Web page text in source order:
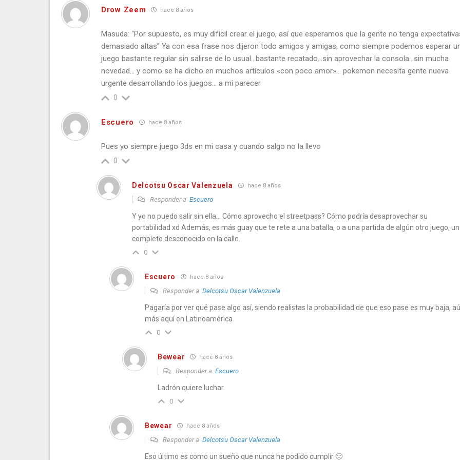
Drow Zeem hace 8 años
Masuda: “Por supuesto, es muy difícil crear el juego, así que esperamos que la gente no tenga
demasiado altas” Ya con esa frase nos dijeron todo amigos y amigas, como siempre podemos esperar
juego bastante regular sin salirse de lo usual…bastante recatado…sin aprovechar la consola…sin mucha
novedad… y como se ha dicho en muchos artículos «con poco amor»… pokemon necesita gente nueva
urgente desarrollando los juegos… a mi parecer
0
Escuero hace 8 años
Pues yo siempre juego 3ds en mi casa y cuando salgo no la llevo
0
Delcotsu Oscar Valenzuela hace 8 años
Responder a Escuero
Y yo no puedo salir sin ella… Cómo aprovecho el streetpass? Cómo podría desaprovechar su
portabilidad xd Además, es más guay que te rete a una batalla, o a una partida de algún otro juego, un
completo desconocido en la calle.
0
Escuero hace 8 años
Responder a Delcotsu Oscar Valenzuela
Pagaría por ver qué pase algo así, siendo realistas la probabilidad de que eso pase es muy baja,
más aquí en Latinoamérica
0
Bewear hace 8 años
Responder a Escuero
Ladrón quiere luchar.
0
Bewear hace 8 años
Responder a Delcotsu Oscar Valenzuela
Eso último es como un sueño que nunca he podido cumplir 🙁